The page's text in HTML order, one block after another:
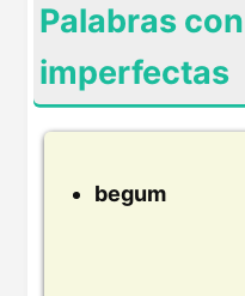
Palabras
imperfectas
begum